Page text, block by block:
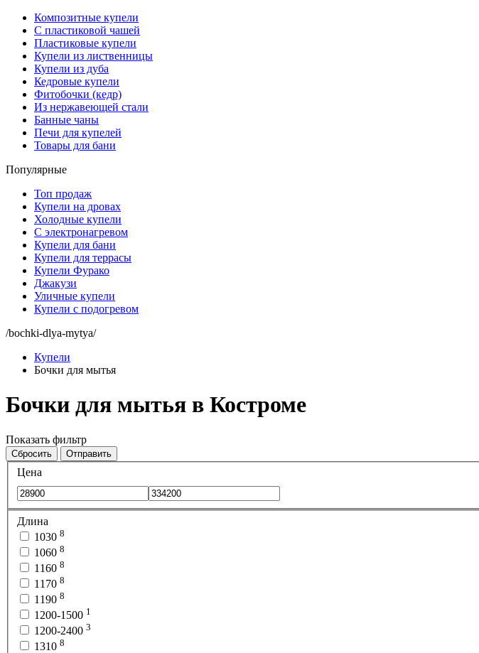
Композитные купели
С пластиковой чашей
Пластиковые купели
Купели из лиственницы
Купели из дуба
Кедровые купели
Фитобочки (кедр)
Из нержавеющей стали
Банные чаны
Печи для купелей
Товары для бани
Популярные
Топ продаж
Купели на дровах
Холодные купели
С электронагревом
Купели для бани
Купели для террасы
Купели Фурако
Джакузи
Уличные купели
Купели с подогревом
/bochki-dlya-mytya/
Купели
Бочки для мытья
Бочки для мытья в Костроме
Показать фильтр
Сбросить Отправить
Цена
Длина
1030 8
1060 8
1160 8
1170 8
1190 8
1200-1500 1
1200-2400 3
1310 8